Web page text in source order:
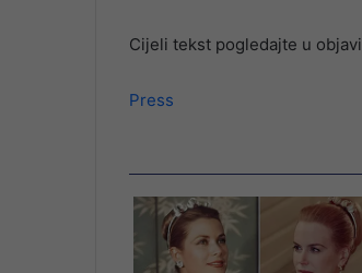
Cijeli tekst pogledajte u objavi
Press